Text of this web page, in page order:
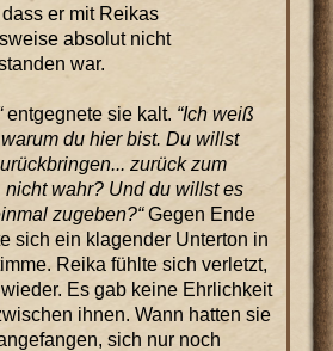
er mit Reikas
absolut nicht
war.
entgegnete sie kalt. “Ich weiß
du hier bist. Du willst
zurück zum
nicht wahr? Und du willst es
zugeben?“Gegen Ende
sich ein klagender Unterton in
Reika fühlte sich verletzt,
Es gab keine Ehrlichkeit
ihnen. Wann hatten sie
sich nur noch